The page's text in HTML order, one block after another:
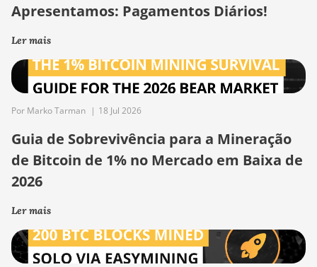
Apresentamos: Pagamentos Diários!
Ler mais
Por Marko Tarman | 18 Jul 2026
Guia de Sobrevivência para a Mineração
de Bitcoin de 1% no Mercado em Baixa de
2026
Ler mais